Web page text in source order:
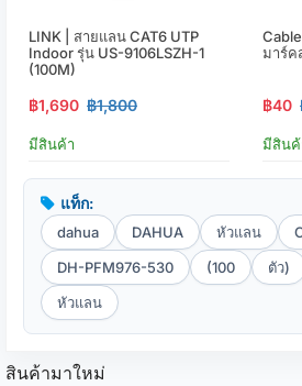
LINK | สายแลน CAT6 UTP
Indoor รุ่น US-9106LSZH-1
(100M)
฿1,690 ฿1,800
มีสินค้า
มาร์ค
฿40
มีสินค้
แท็ก:
dahua DAHUA หัวแลน
DH-PFM976-530
(100 ตัว)
หัวแลน
สินค้ามาใหม่